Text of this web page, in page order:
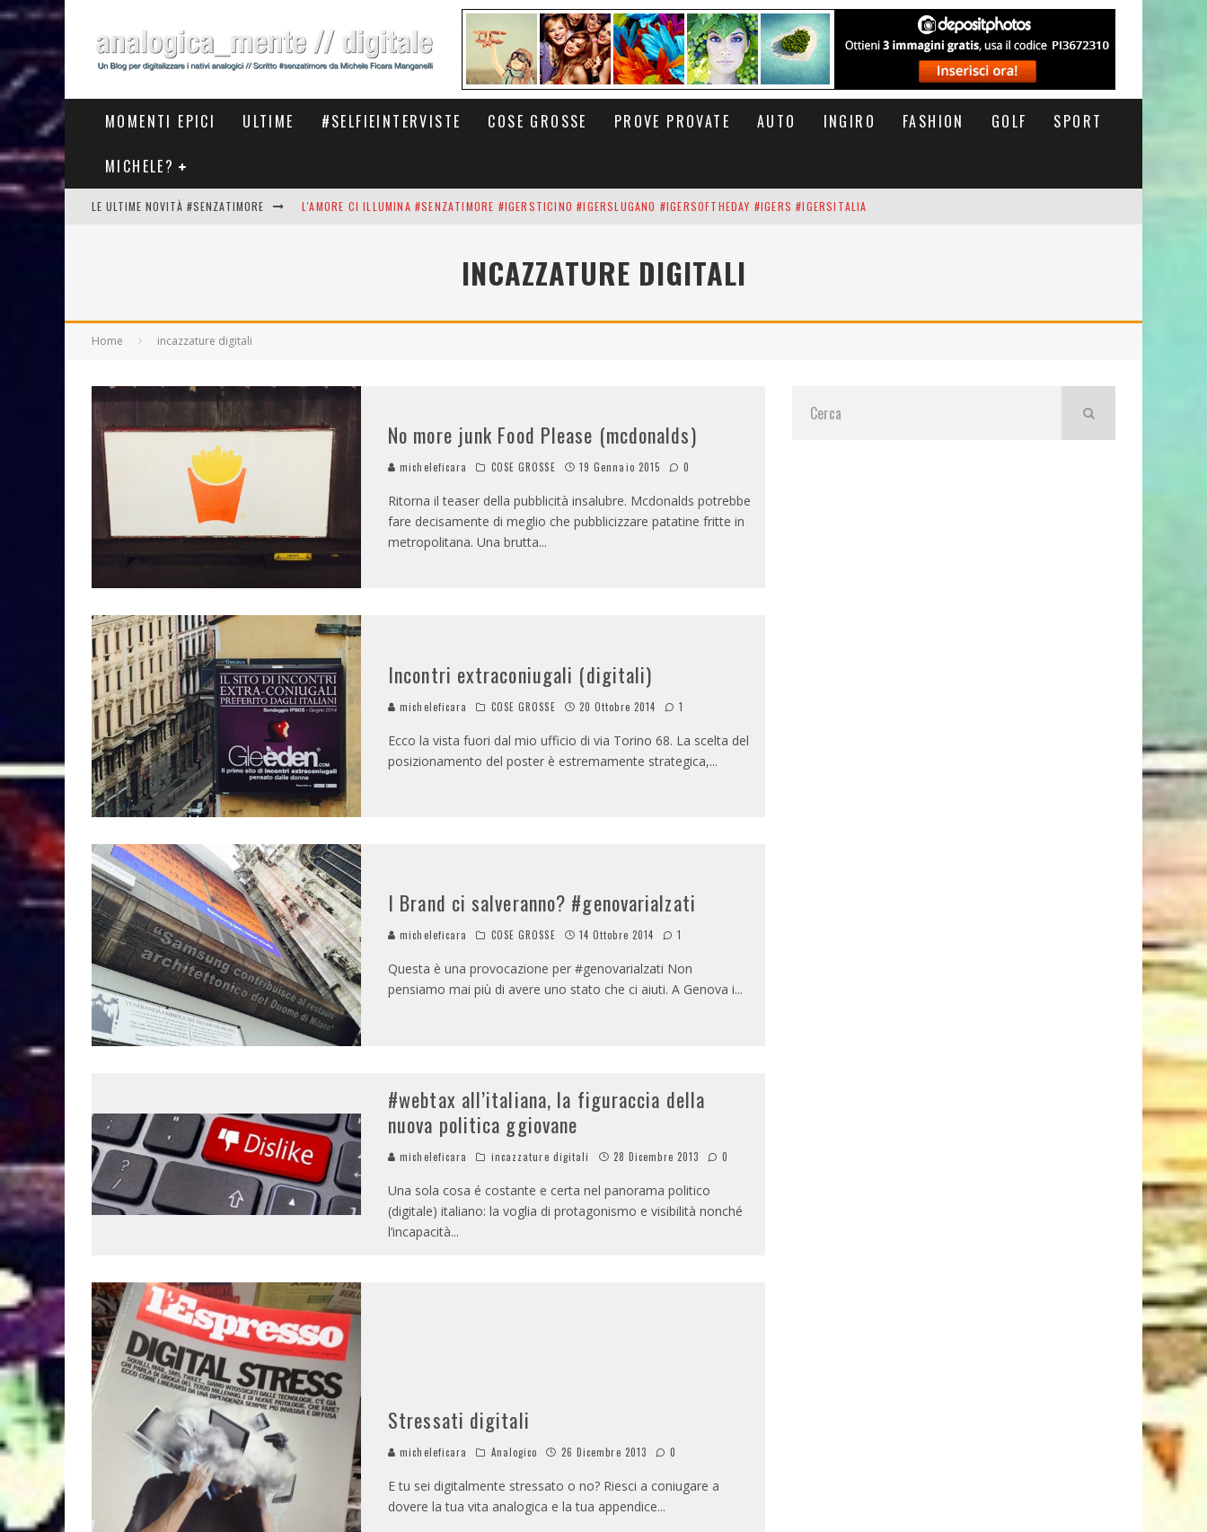
MOMENTI EPICI ULTIME #SELFIEINTERVISTE COSE GROSSE PROVE PROVATE AUTO INGIRO FASHION GOLF SPORT
MICHELE?
LE ULTIME NOVITÀ #SENZATIMORE L'AMORE CI ILLUMINA #SENZATIMORE #IGERSTICINO #IGERSLUGANO #IGERSOFTHEDAY #IGERS #IGERSITALIA
THE NEW #ASICS #RUNNING #SHOES IN MY HANDS #SENZATIMORE #IGERS #IGERSMILANO #IGERSOFTHEDAY
INCAZZATURE DIGITALI
Home incazzature digitali
No more junk Food Please (mcdonalds)
micheleficara COSE GROSSE 19 Gennaio 2015 0
Ritorna il teaser della pubblicità insalubre. Mcdonalds potrebbe
fare decisamente di meglio che pubblicizzare patatine fritte in
metropolitana. Una brutta...
Incontri extraconiugali (digitali)
micheleficara COSE GROSSE 20 Ottobre 2014 1
Ecco la vista fuori dal mio ufficio di via Torino 68. La scelta del
posizionamento del poster è estremamente strategica,...
I Brand ci salveranno? #genovarialzati
micheleficara COSE GROSSE 14 Ottobre 2014 1
Questa è una provocazione per #genovarialzati Non
pensiamo mai più di avere uno stato che ci aiuti. A Genova i...
#webtax all’italiana, la figuraccia della
nuova politica ggiovane
micheleficara incazzature digitali 28 Dicembre 2013 0
Una sola cosa é costante e certa nel panorama politico
(digitale) italiano: la voglia di protagonismo e visibilità nonché
l’incapacità...
Stressati digitali
micheleficara Analogico 26 Dicembre 2013 0
E tu sei digitalmente stressato o no? Riesci a coniugare a
dovere la tua vita analogica e la tua appendice...